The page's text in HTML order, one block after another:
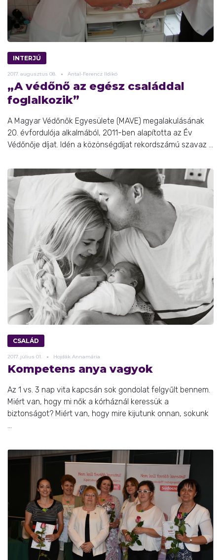
INTERJÚ
2017. augusztus 08. Antal-Ferencz Ildikó
„A védőnő az egész családdal
foglalkozik”
A Magyar Védőnők Egyesülete (MAVE) megalakulásának
20. évfordulója alkalmából, 2011-ben alapította az Év
Védőnője díjat. Idén a közönségdíjat rekordszámú szavaz ...
CSALÁD
2017. július 01. Hojdák Annamária
Kompetens anya vagyok
Az 1 vs. 3 nap vita kapcsán sok gondolat felgyűlt bennem.
Miért van, hogy mi nők a kórháznál keressük a
biztonságot? Miért van, hogy mire kijutunk onnan, sokunk
...